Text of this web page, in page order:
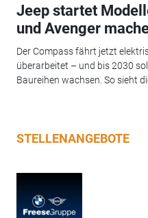
Jeep startet
und Avenger
Der Compass fährt jetzt
überarbeitet – und bis 2030
Baureihen wachsen. So sieht
STELLENANGEBOTE